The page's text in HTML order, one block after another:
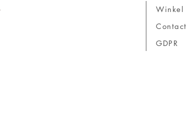
Winkel
Contact
GDPR